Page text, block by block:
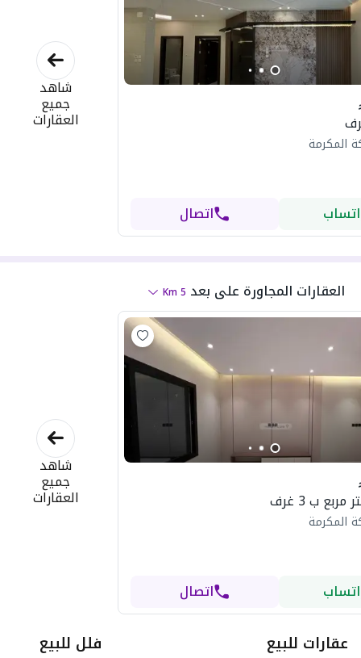
المكرمة
اتصال
شاهد
جميع
العقارات
العقارات المجاورة على بعد 5
Km
المكرمة
اتصال
شاهد
جميع
العقارات
عقارات للبيع فلل للبيع